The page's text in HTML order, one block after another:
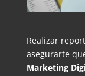
Realizar
asegurarte
Marketing